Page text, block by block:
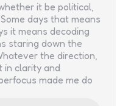
it be political,
days that means
it means decoding
staring down the
the direction,
in clarity and
made me do